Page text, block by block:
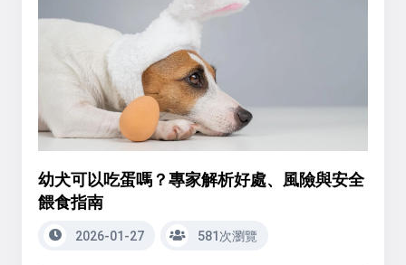
幼犬可以吃蛋嗎？專家解析好處、風險與安全
餵食指南
2026-01-27 581次瀏覽